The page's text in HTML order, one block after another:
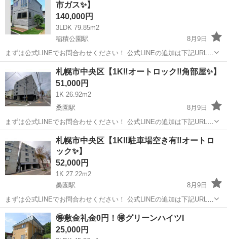
市ガス✨】
140,000円
3LDK 79.85m2
稲積公園駅
8月9日
まずは公式LINEでお問合わせください！ 公式LINEの追加は下記URLか
ら👇 https://lin.ee/wAoo6nnt ※投稿IDを教えてください🙋‍♂️ 【交通】 函
館線「稲積公園」徒歩1...
札幌市 稲積公園駅
札幌市中央区【1K‼️オートロック‼️角部屋✨】
51,000円
1K 26.92m2
桑園駅
8月9日
まずは公式LINEでお問合わせください！ 公式LINEの追加は下記URLか
ら👇 https://lin.ee/wAoo6nnt ※投稿IDを教えてください🙋‍♂️ 【交通】 函
館線「桑園」徒歩10分...
札幌市 桑園駅 マンション
札幌市中央区【1K‼️駐車場空き有‼️オートロ
ック✨】
52,000円
1K 27.22m2
桑園駅
8月9日
まずは公式LINEでお問合わせください！ 公式LINEの追加は下記URLか
ら👇 https://lin.ee/wAoo6nnt ※投稿IDを教えてください🙋‍♂️ 【交通】 函
館線「桑園」徒歩10分...
北海道 札幌市 桑園駅 マンション
🉐敷金礼金0円！🉐グリーンハイツI
25,000円